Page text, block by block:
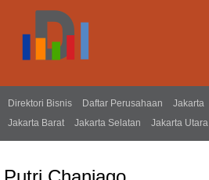
Direktori Bisnis Daftar Perusahaan Jakarta
Jakarta Barat
Jakarta Selatan Jakarta Utara